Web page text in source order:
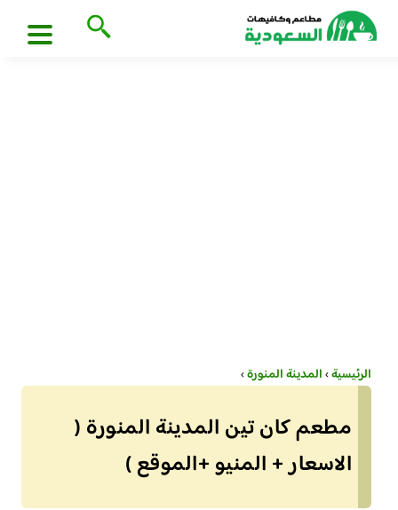
الرئيسية›المدينة المنورة›
مطعم كان تين المدينة المنورة (
الاسعار + المنيو +الموقع )